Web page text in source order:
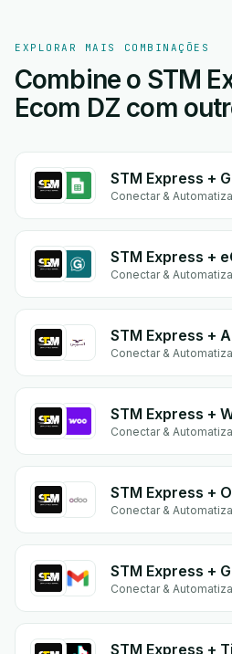
EXPLORAR MAIS COMBINAÇÕES
Combine o STM
Ecom DZ com
STM Express +
Conectar &
Conectar &
Conectar &
STM Express +
Conectar &
STM Express +
Conectar &
STM Express +
Conectar &
STM Express +